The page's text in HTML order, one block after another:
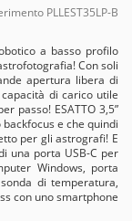
PLLEST35LP-B
a basso profilo
Con soli
apertura libera di
di carico utile
passo! ESATTO 3,5”
e che quindi
per gli astrografi! E
una porta USB-C per
Windows, porta
di temperatura,
con uno smartphone